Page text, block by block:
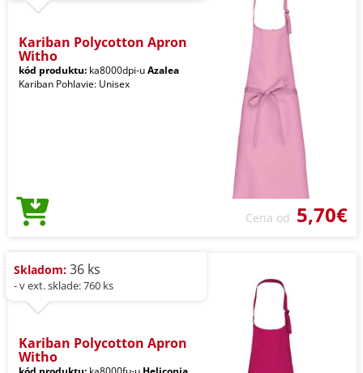
Kariban Polycotton Apron
Witho
kód produktu: ka8000dpi-uAzalea
Kariban Pohlavie: Unisex
Cena od 5,70€
Skladom: 36 ks
- v ext. sklade: 760 ks
Kariban Polycotton Apron
Witho